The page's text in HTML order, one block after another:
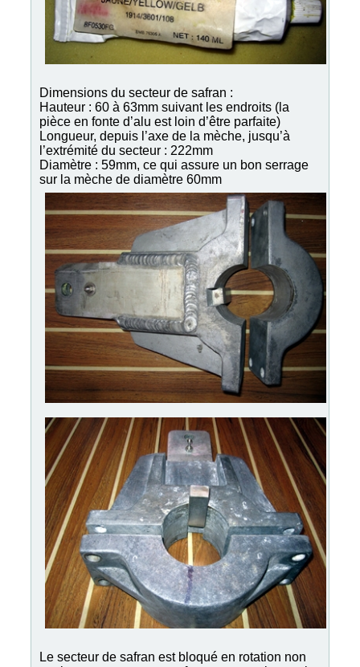
Dimensions du secteur de safran :
Hauteur : 60 à 63mm suivant les endroits (la
pièce en fonte d’alu est loin d’être parfaite)
Longueur, depuis l’axe de la mèche, jusqu’à
l’extrémité du secteur : 222mm
Diamètre : 59mm, ce qui assure un bon serrage
sur la mèche de diamètre 60mm
Le secteur de safran est bloqué en rotation non